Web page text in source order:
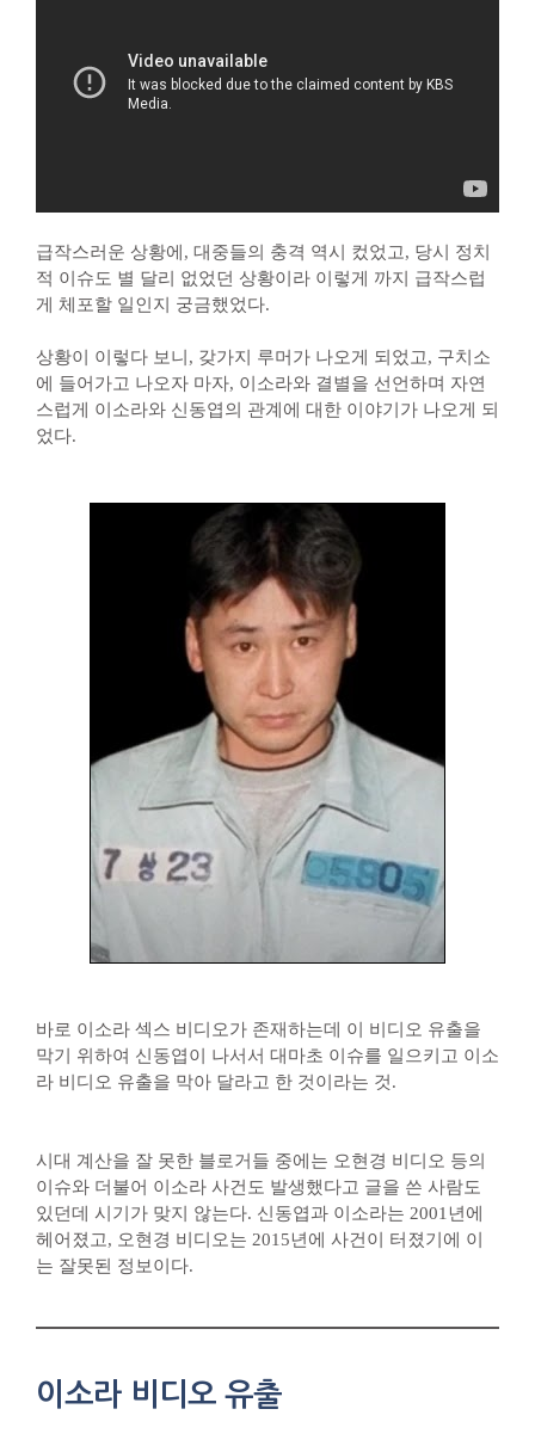
급작스러운 상황에, 대중들의 충격 역시 컸었고, 당시 정치
적 이슈도 별 달리 없었던 상황이라 이렇게 까지 급작스럽
게 체포할 일인지 궁금했었다.
상황이 이렇다 보니, 갖가지 루머가 나오게 되었고, 구치소
에 들어가고 나오자 마자, 이소라와 결별을 선언하며 자연
스럽게 이소라와 신동엽의 관계에 대한 이야기가 나오게 되
었다.
바로 이소라 섹스 비디오가 존재하는데 이 비디오 유출을
막기 위하여 신동엽이 나서서 대마초 이슈를 일으키고 이소
라 비디오 유출을 막아 달라고 한 것이라는 것.
시대 계산을 잘 못한 블로거들 중에는 오현경 비디오 등의
이슈와 더불어 이소라 사건도 발생했다고 글을 쓴 사람도
있던데 시기가 맞지 않는다. 신동엽과 이소라는 2001년에
헤어졌고, 오현경 비디오는 2015년에 사건이 터졌기에 이
는 잘못된 정보이다.
이소라 비디오 유출